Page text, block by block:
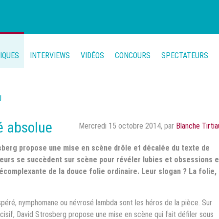
INTERVIEWS VIDÉOS CONCOURS SPECTATEURS
Mercredi 15 octobre 2014, par Blanche
absolue
propose une mise en scène drôle et décalée du texte de
se succèdent sur scène pour révéler lubies et obsessions
de la douce folie ordinaire. Leur slogan ? La folie,
nymphomane ou névrosé lambda sont les héros de la pièce. Sur
David Strosberg propose une mise en scène qui fait défiler sous